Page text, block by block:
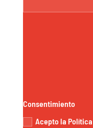
Consentimiento
Acepto la